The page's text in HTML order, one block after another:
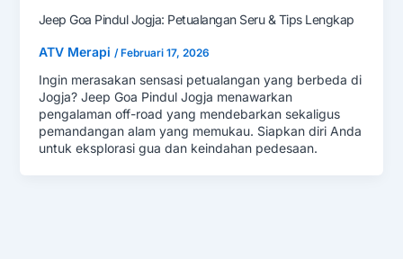
Jeep Goa Pindul Jogja: Petualangan Seru & Tips Lengkap
ATV Merapi /Februari 17, 2026
Ingin merasakan sensasi petualangan yang berbeda di
Jogja? Jeep Goa Pindul Jogja menawarkan
pengalaman off-road yang mendebarkan sekaligus
pemandangan alam yang memukau. Siapkan diri Anda
untuk eksplorasi gua dan keindahan pedesaan.